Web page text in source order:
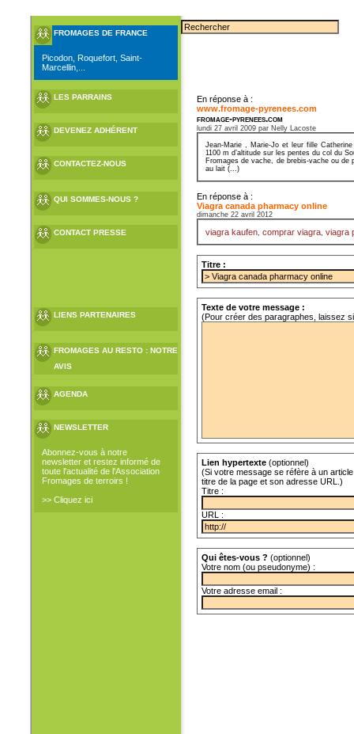
FROMAGES DE FRANCE
Picodon, Roquefort, Saint-
Marcellin,...
LES PARRAINS
DEVENEZ ADHÉRENT
CONTACTEZ-NOUS
QUI SOMMES-NOUS ?
CONTACT PRESSE
LIENS PARTENAIRES
FROMAGES AU RESTO : NOTRE
AVIS
AGENDA
NEWSLETTER
Abonnez-vous à notre
newsletter et restez informé de
toute l'actualité de l'Association
Fromages de terroirs !
>> Cliquez ici
En réponse à :
www.fromage-pyrenees.com
fromage-pyrenees.com
lundi 27 avril 2009 par Nelly Lacoste
Jean-Marie , Marie-Jo et leur fille
1100 m d’altitude sur les pentes du col du
Fromages de vache, de brebis-vache ou
au lait (...)
En réponse à :
Viagra canada pharmacy online
dimanche 22 avril 2012
viagra kaufen,comprar viagra,viagra
Titre :
Texte de votre message :
(Pour créer des paragraphes, laissez
Lien hypertexte (optionnel)
(Si votre message se réfère à un
titre de la page et son adresse URL.)
Titre :
URL :
Qui êtes-vous ? (optionnel)
Votre nom (ou pseudonyme) :
Votre adresse email :